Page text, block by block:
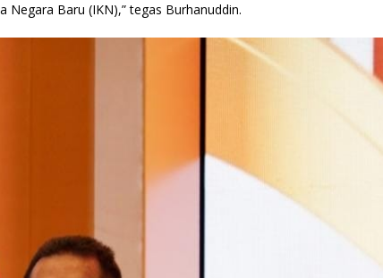
Negara Baru (IKN),” tegas Burhanuddin.